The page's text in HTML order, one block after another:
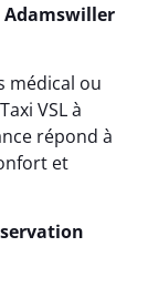
Adamswiller
médical ou
VSL à
répond à
et